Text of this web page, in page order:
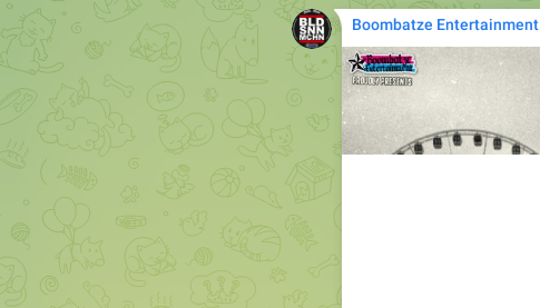
Boombatze Entertainment